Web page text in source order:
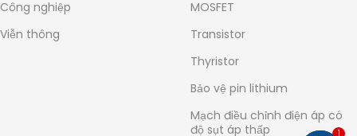
Công nghiệp
Viễn thông
MOSFET
Transistor
Thyristor
Bảo vệ pin lithium
Mạch điều chỉnh điện áp có
độ sụt áp thấp
1